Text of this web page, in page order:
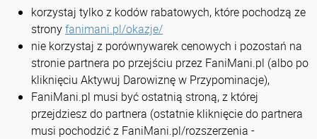
korzystaj tylko z kodów rabatowych, które pochodzą ze
stronyfanimani.pl/okazje/
nie korzystaj z porównywarek cenowych i pozostań na
stronie partnera po przejściu przez FaniMani.pl (albo po
kliknięciu Aktywuj Darowiznę w Przypominacje),
FaniMani.pl musi być ostatnią stroną, z której
przejdziesz do partnera (ostatnie kliknięcie do partnera
musi pochodzić z FaniMani.pl/rozszerzenia -